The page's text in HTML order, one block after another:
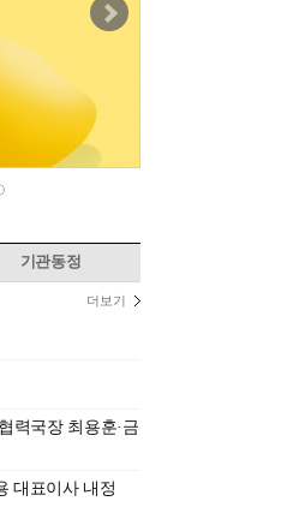
기관동정
더보기
력국장 최용훈·금
대표이사 내정